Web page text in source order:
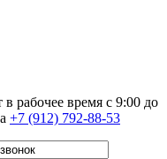
рабочее время c 9:00 до
+7 (912) 792-88-53